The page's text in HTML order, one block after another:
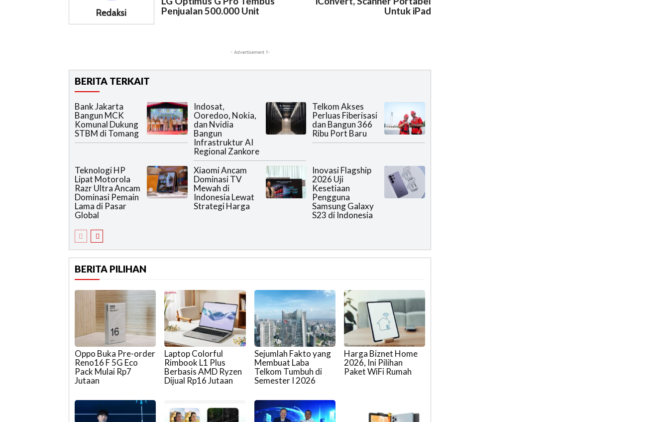
Redaksi
Penjualan 500.000 Unit
Untuk iPad
- Advertisement 1-
BERITA TERKAIT
Bank Jakarta
Bangun MCK
Komunal Dukung
STBM di Tomang
Indosat,
Ooredoo, Nokia,
dan Nvidia
Bangun
Infrastruktur AI
Regional Zankore
Telkom Akses
Perluas Fiberisasi
dan Bangun 366
Ribu Port Baru
Teknologi HP
Lipat Motorola
Razr Ultra Ancam
Dominasi Pemain
Lama di Pasar
Global
Xiaomi Ancam
Dominasi TV
Mewah di
Indonesia Lewat
Strategi Harga
Inovasi Flagship
2026 Uji
Kesetiaan
Pengguna
Samsung Galaxy
S23 di Indonesia
BERITA PILIHAN
Oppo Buka Pre-order
Reno16 F 5G Eco
Pack Mulai Rp7
Jutaan
Laptop Colorful
Rimbook L1 Plus
Berbasis AMD Ryzen
Dijual Rp16 Jutaan
Sejumlah Fakto yang
Membuat Laba
Telkom Tumbuh di
Semester I 2026
Harga Biznet Home
2026, Ini Pilihan
Paket WiFi Rumah